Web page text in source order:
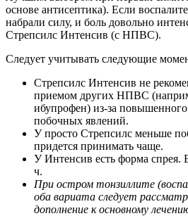
основе антисептика). Если
набрали силу, и боль довольно
Стрепсилс Интенсив (с НПВС).
Следует учитывать следующие
Стрепсилс Интенсив не
приемом других НПВС
ибупрофен) из-за
побочных явлений.
У просто Стрепсилс меньше
придется принимать чаще.
У Интенсив есть форма спрея.
ч.
При остром тонзиллите
оба вариата следует
дополнение к основному